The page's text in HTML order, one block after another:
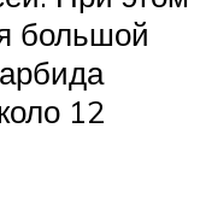
большой
12